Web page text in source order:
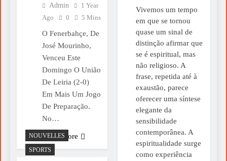
Admin
1 Year
Ago
0 5 Mins
O Fenerbahçe, De
José Mourinho,
Venceu Este
Domingo O União
De Leiria (2-0)
Em Mais Um Jogo
De Preparação.
No…
Read More
NOUVELLES
SPORTS
Vivemos um tempo
em que se tornou
quase um sinal de
distinção afirmar que
se é espiritual, mas
não religioso. A
frase, repetida até à
exaustão, parece
oferecer uma síntese
elegante da
sensibilidade
contemporânea. A
espiritualidade surge
como experiência